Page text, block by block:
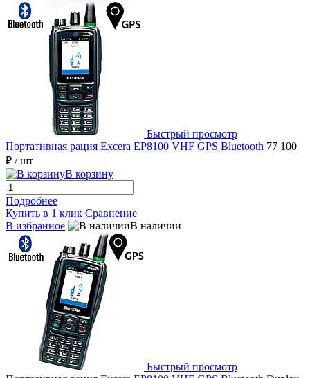
Быстрый просмотр
Портативная рация Excera EP8100 VHF GPS Bluetooth 77 100
₽ / шт
В корзину
Подробнее
Купить в 1 клик Сравнение
В избранное
В наличии
Быстрый просмотр